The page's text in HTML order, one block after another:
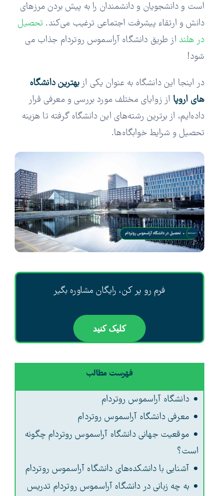
است و دانشجویان و دانشمندان را به پیش بردن مرزهای
دانش و ارتقاء پیشرفت اجتماعی ترغیب می‌کند. تحصیل
در هلند از طریق دانشگاه آراسموس روتردام جذاب می
شود!
در اینجا این دانشگاه‌ به عنوان یکی ازبهترین دانشگاه
های اروپا از زوایای مختلف مورد بررسی و معرفی قرار
داده‌ایم، از برترین رشته‌های این دانشگاه گرفته تا هزینه
تحصیل و شرایط خوابگاه‌ها.
فرم رو پر کن، رایگان مشاوره بگیر
کلیک کنید
فهرست مطالب
دانشگاه آراسموس روتردام
معرفی دانشگاه آراسموس روتردام
موقعیت جهانی دانشگاه آراسموس روتردام چگونه
است؟
آشنایی با دانشکده‌های دانشگاه آراسموس روتردام
به چه زبانی در دانشگاه آراسموس روتردام تدریس